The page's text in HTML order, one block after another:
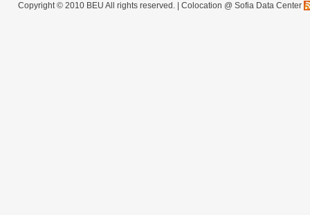
Copyright © 2010 BEU All rights reserved. | Colocation @ Sofia Data Center